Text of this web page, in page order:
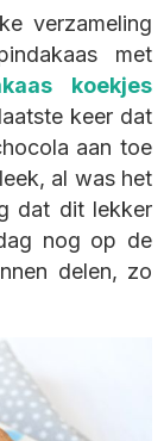
verzameling
met
koekjes
keer dat
aan toe
al was het
dat dit lekker
nog op de
delen, zo